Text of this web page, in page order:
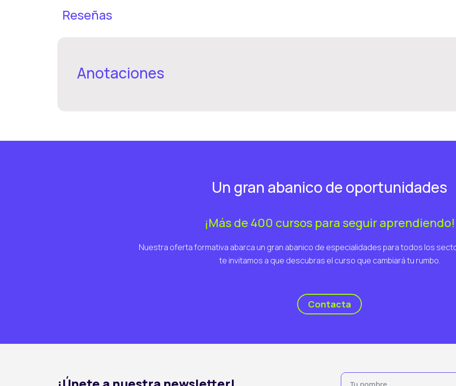
Reseñas
Anotaciones
Un gran abanico de oportunidades
¡Más de 400 cursos para seguir aprendiendo!
Nuestra oferta formativa abarca un gran abanico de especialidades para todos los
te invitamos a que descubras el curso que cambiará tu rumbo.
Contacta